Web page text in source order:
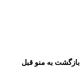
بازگشت به منو قبل